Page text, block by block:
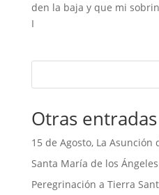
den la baja y que mi
I
Otras entradas
15 de Agosto, La Asunción
Santa María de los
Peregrinación a Tierra